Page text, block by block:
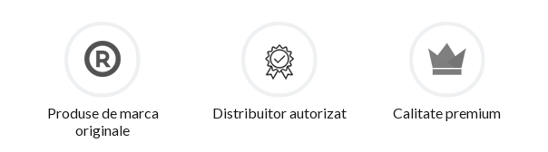
Produse de marca
originale
Distribuitor autorizat Calitate premium